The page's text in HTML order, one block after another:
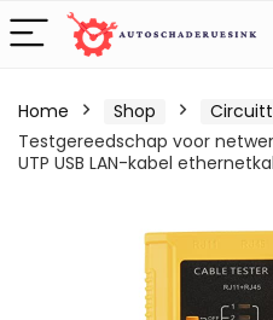
Home Shop
Testgereedschap voor
UTP USB LAN-kabel